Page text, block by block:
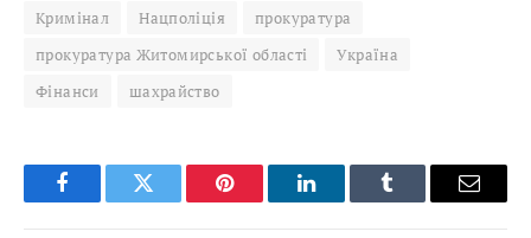
Кримінал
Нацполіція
прокуратура
прокуратура Житомирської області
Україна
Фінанси
шахрайство
FacebookTwitter Pinterest LinkedInTumblr Email